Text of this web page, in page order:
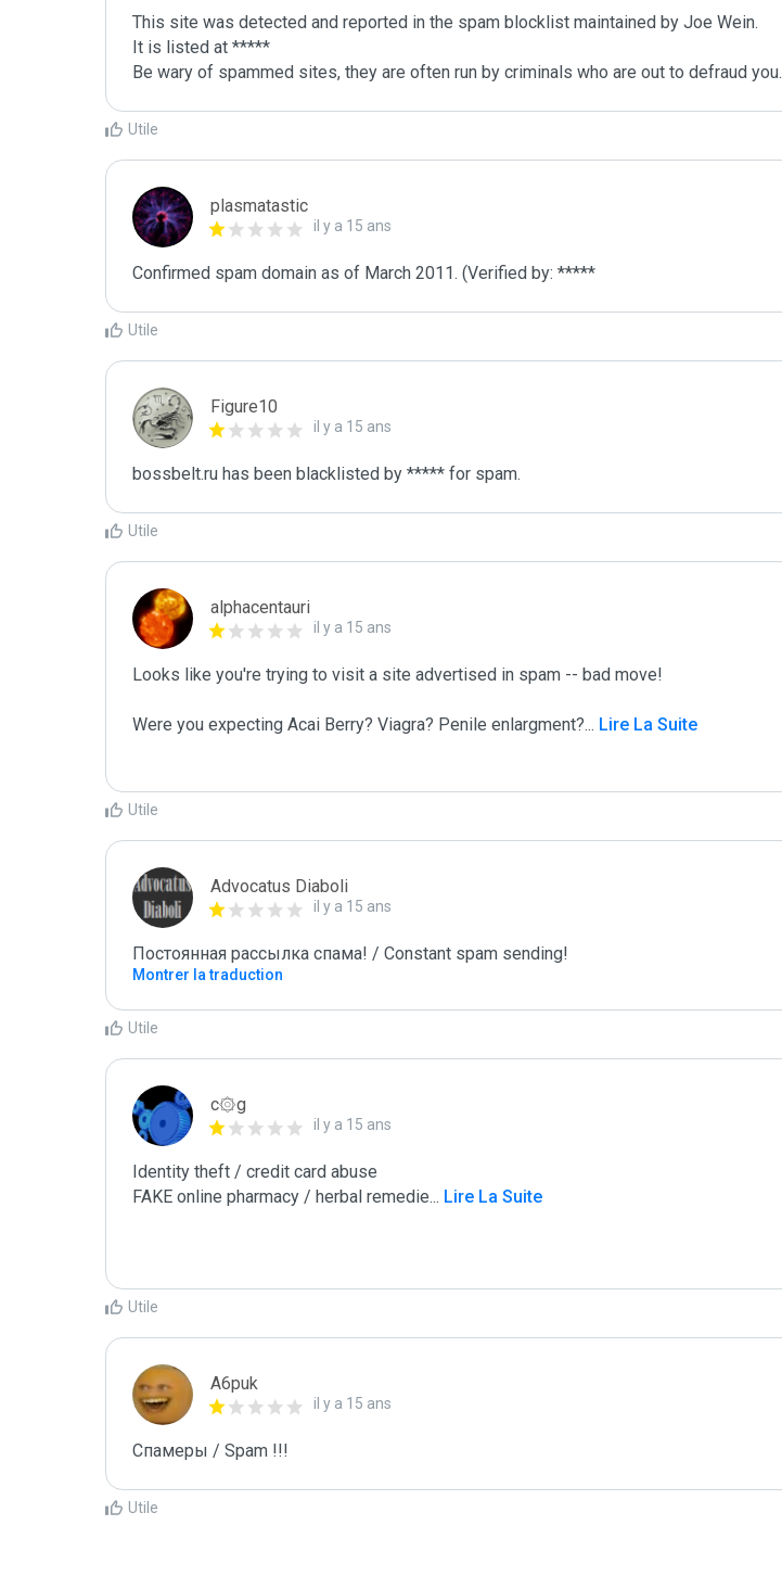
This site was detected and reported in the spam blocklist maintained by Joe Wein.
It is listed at *****
Be wary of spammed sites, they are often run by criminals who are out to defraud you.
Utile
plasmatastic
il y a 15 ans
Confirmed spam domain as of March 2011. (Verified by: *****
Utile
Figure10
il y a 15 ans
bossbelt.ru has been blacklisted by ***** for spam.
Utile
alphacentauri
il y a 15 ans
Looks like you're trying to visit a site advertised in spam -- bad move!
Were you expecting Acai Berry? Viagra? Penile enlargment?... Lire La Suite
Utile
Advocatus Diaboli
il y a 15 ans
Постоянная рассылка спама! / Constant spam sending!
Montrer la traduction
Utile
c۞g
il y a 15 ans
Identity theft / credit card abuse
FAKE online pharmacy / herbal remedie... Lire La Suite
Utile
A6puk
il y a 15 ans
Спамеры / Spam !!!
Utile